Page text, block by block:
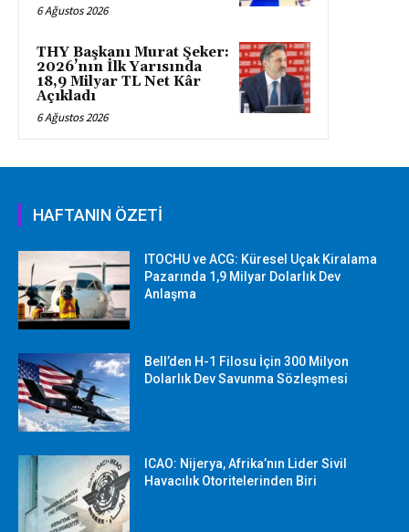
6 Ağustos 2026
THY Başkanı Murat Şeker:
2026’nın İlk Yarısında
18,9 Milyar TL Net Kâr
Açıkladı
6 Ağustos 2026
HAFTANIN ÖZETİ
ITOCHU ve ACG: Küresel Uçak Kiralama
Pazarında 1,9 Milyar Dolarlık Dev
Anlaşma
Bell’den H-1 Filosu İçin 300 Milyon
Dolarlık Dev Savunma Sözleşmesi
ICAO: Nijerya, Afrika’nın Lider Sivil
Havacılık Otoritelerinden Biri